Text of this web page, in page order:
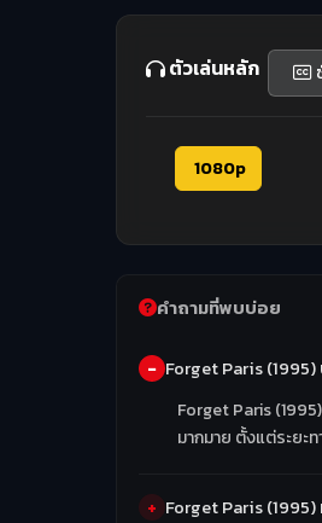
ตัวเล่นหลัก
1080p
คำถามที่พบบ่อย
Forget Paris (1995)
Forget Paris
มากมาย ตั้งแต่ระยะ
Forget Paris